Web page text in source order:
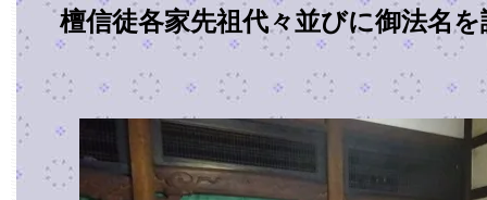
檀信徒各家先祖代々並びに御法名